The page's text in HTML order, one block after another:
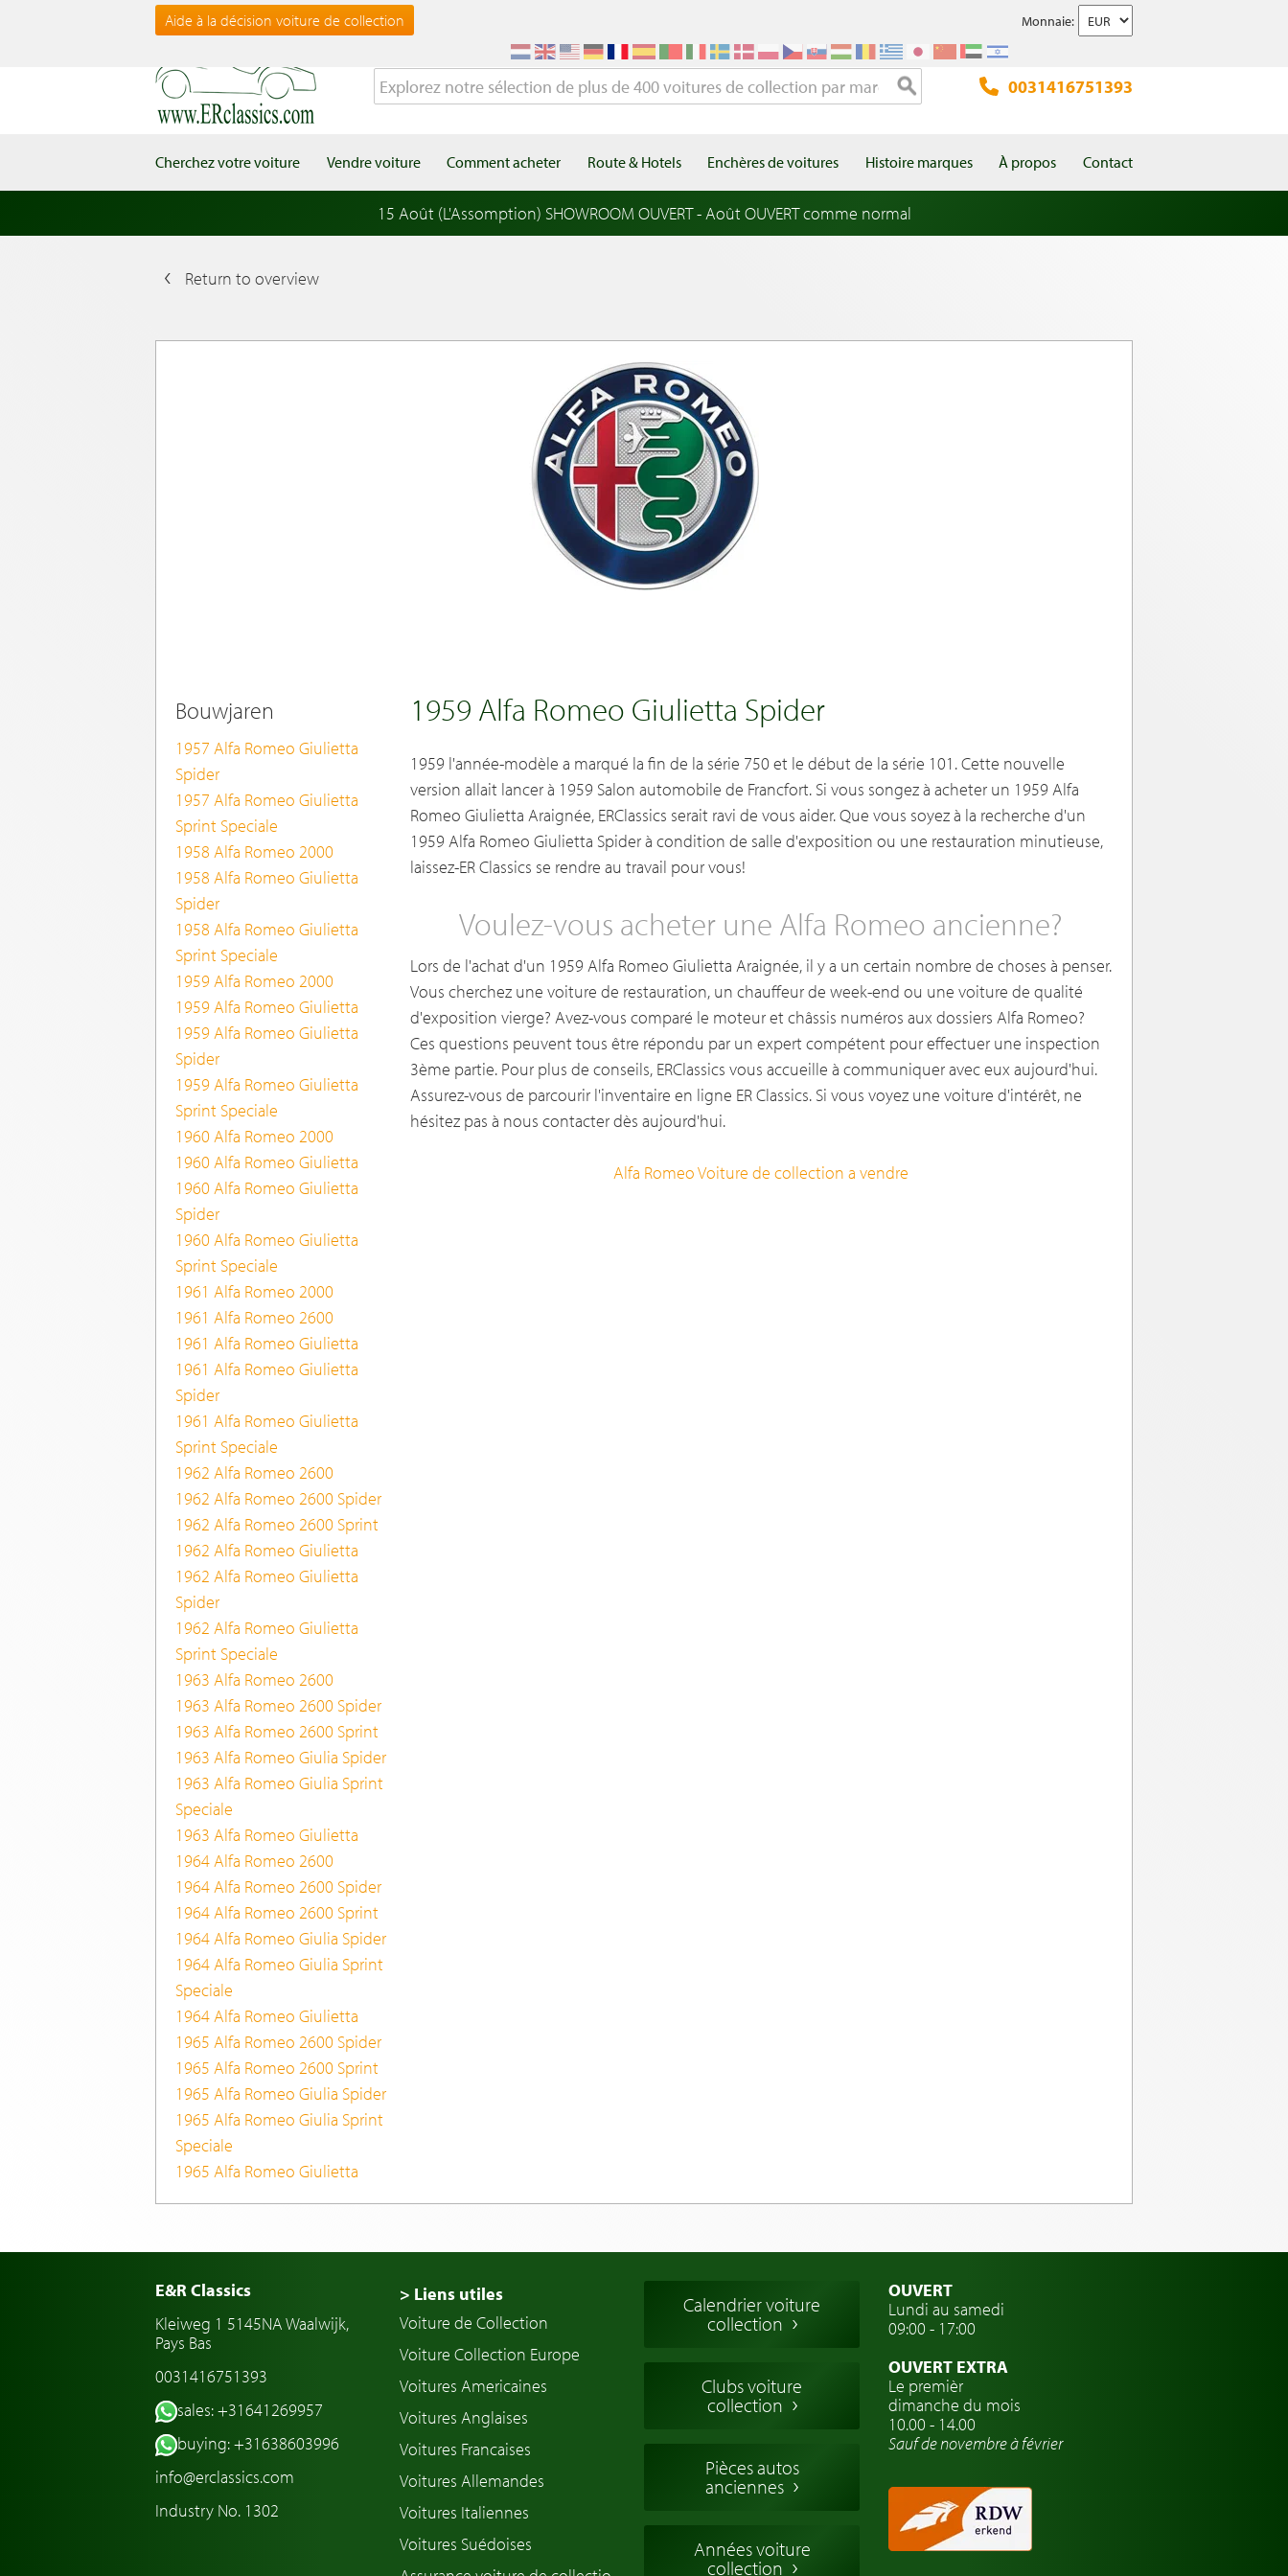
Aide à la décision voiture de collection Monnaie:
0031416751393
Cherchez votre voiture Vendre voiture Comment acheter Route & Hotels Enchères de voitures Histoire marques À propos Contact
15 Août (L'Assomption) SHOWROOM OUVERT - Août OUVERT comme normal
Return to overview
Bouwjaren
1957 Alfa Romeo Giulietta
Spider
1957 Alfa Romeo Giulietta
Sprint Speciale
1958 Alfa Romeo 2000
1958 Alfa Romeo Giulietta
Spider
1958 Alfa Romeo Giulietta
Sprint Speciale
1959 Alfa Romeo 2000
1959 Alfa Romeo Giulietta
1959 Alfa Romeo Giulietta
Spider
1959 Alfa Romeo Giulietta
Sprint Speciale
1960 Alfa Romeo 2000
1960 Alfa Romeo Giulietta
1960 Alfa Romeo Giulietta
Spider
1960 Alfa Romeo Giulietta
Sprint Speciale
1961 Alfa Romeo 2000
1961 Alfa Romeo 2600
1961 Alfa Romeo Giulietta
1961 Alfa Romeo Giulietta
Spider
1961 Alfa Romeo Giulietta
Sprint Speciale
1962 Alfa Romeo 2600
1962 Alfa Romeo 2600 Spider
1962 Alfa Romeo 2600 Sprint
1962 Alfa Romeo Giulietta
1962 Alfa Romeo Giulietta
Spider
1962 Alfa Romeo Giulietta
Sprint Speciale
1963 Alfa Romeo 2600
1963 Alfa Romeo 2600 Spider
1963 Alfa Romeo 2600 Sprint
1963 Alfa Romeo Giulia Spider
1963 Alfa Romeo Giulia Sprint
Speciale
1963 Alfa Romeo Giulietta
1964 Alfa Romeo 2600
1964 Alfa Romeo 2600 Spider
1964 Alfa Romeo 2600 Sprint
1964 Alfa Romeo Giulia Spider
1964 Alfa Romeo Giulia Sprint
Speciale
1964 Alfa Romeo Giulietta
1965 Alfa Romeo 2600 Spider
1965 Alfa Romeo 2600 Sprint
1965 Alfa Romeo Giulia Spider
1965 Alfa Romeo Giulia Sprint
Speciale
1965 Alfa Romeo Giulietta
1959 Alfa Romeo Giulietta Spider
1959 l'année-modèle a marqué la fin de la série 750 et le début de la série 101. Cette nouvelle
version allait lancer à 1959 Salon automobile de Francfort. Si vous songez à acheter un 1959 Alfa
Romeo Giulietta Araignée, ERClassics serait ravi de vous aider. Que vous soyez à la recherche d'un
1959 Alfa Romeo Giulietta Spider à condition de salle d'exposition ou une restauration minutieuse,
laissez-ER Classics se rendre au travail pour vous!
Voulez-vous acheter une Alfa Romeo ancienne?
Lors de l'achat d'un 1959 Alfa Romeo Giulietta Araignée, il y a un certain nombre de choses à penser.
Vous cherchez une voiture de restauration, un chauffeur de week-end ou une voiture de qualité
d'exposition vierge? Avez-vous comparé le moteur et châssis numéros aux dossiers Alfa Romeo?
Ces questions peuvent tous être répondu par un expert compétent pour effectuer une inspection
3ème partie. Pour plus de conseils, ERClassics vous accueille à communiquer avec eux aujourd'hui.
Assurez-vous de parcourir l'inventaire en ligne ER Classics. Si vous voyez une voiture d'intérêt, ne
hésitez pas à nous contacter dès aujourd'hui.
Alfa Romeo Voiture de collection a vendre
E&R Classics
Kleiweg 1 5145NA Waalwijk,
Pays Bas
0031416751393
sales: +31641269957
buying: +31638603996
info@erclassics.com
Industry No. 1302
> Liens utiles
Voiture de Collection
Voiture Collection Europe
Voitures Americaines
Voitures Anglaises
Voitures Francaises
Voitures Allemandes
Voitures Italiennes
Voitures Suédoises
Calendrier voiture
collection
Clubs voiture
collection
Pièces autos
anciennes
Années voiture
collection
OUVERT
Lundi au samedi
09:00 - 17:00
OUVERT EXTRA
Le premièr
dimanche du mois
10.00 - 14.00
Sauf de novembre à février